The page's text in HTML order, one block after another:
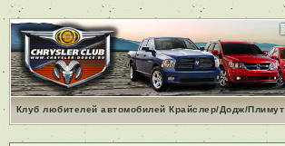
Клуб любителей автомобилей Крайслер/Додж/Плимут